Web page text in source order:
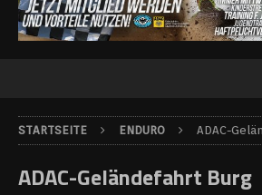
STARTSEITE ENDURO ADAC-
ADAC-Geländefahrt Burg